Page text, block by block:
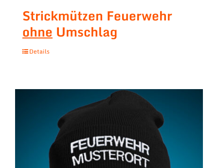
Strickmützen Feuerwehr
ohne Umschlag
Details